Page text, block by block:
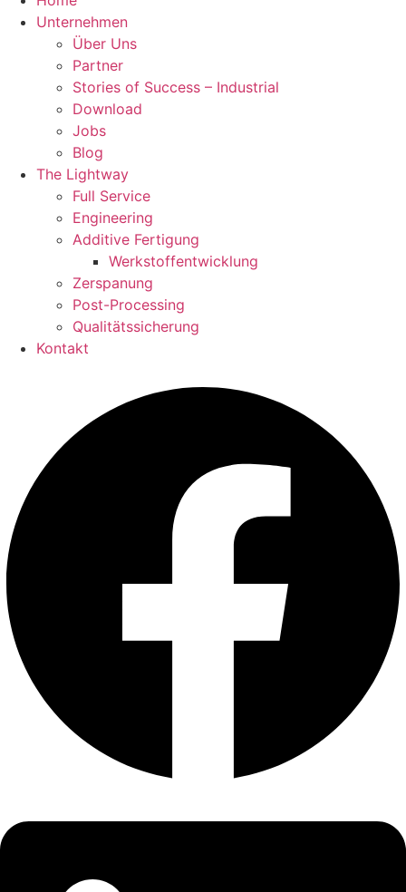
Unternehmen
Über Uns
Partner
Stories of Success – Industrial
Download
Jobs
Blog
The Lightway
Full Service
Engineering
Additive Fertigung
Werkstoffentwicklung
Zerspanung
Post-Processing
Qualitätssicherung
Kontakt